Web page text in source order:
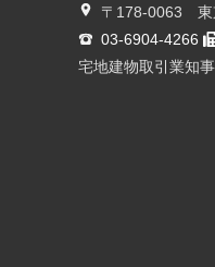
〒178-0063 東
03-6904-4266
宅地建物取引業知